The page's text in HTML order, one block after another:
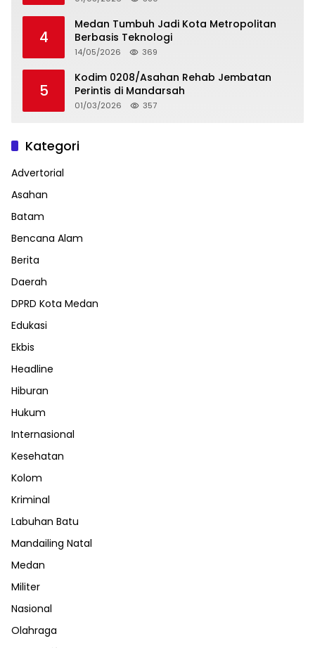
4
Medan Tumbuh Jadi Kota Metropolitan
Berbasis Teknologi
14/05/2026 369
5
Kodim 0208/Asahan Rehab Jembatan
Perintis di Mandarsah
01/03/2026 357
Kategori
Advertorial
Asahan
Batam
Bencana Alam
Berita
Daerah
DPRD Kota Medan
Edukasi
Ekbis
Headline
Hiburan
Hukum
Internasional
Kesehatan
Kolom
Kriminal
Labuhan Batu
Mandailing Natal
Medan
Militer
Nasional
Olahraga